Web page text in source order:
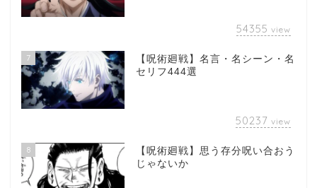
54355 view
7
【呪術廻戦】名言・名シーン・名
セリフ444選
50237 view
8
【呪術廻戦】思う存分呪い合おう
じゃないか